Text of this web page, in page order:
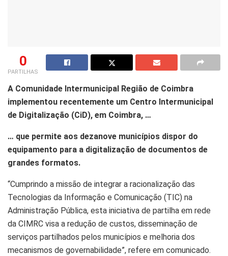
0
PARTILHAS
A Comunidade Intermunicipal Região de Coimbra
implementou recentemente um Centro Intermunicipal
de Digitalização (CiD), em Coimbra, …
… que permite aos dezanove municípios dispor do
equipamento para a digitalização de documentos de
grandes formatos.
“Cumprindo a missão de integrar a racionalização das
Tecnologias da Informação e Comunicação (TIC) na
Administração Pública, esta iniciativa de partilha em rede
da CIMRC visa a redução de custos, disseminação de
serviços partilhados pelos municípios e melhoria dos
mecanismos de governabilidade”, refere em comunicado.